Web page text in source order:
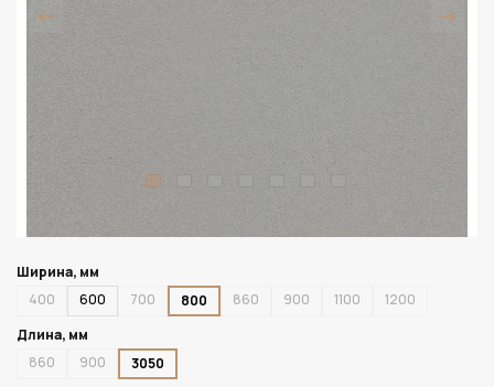
Ширина, мм
400
600 700 800 860 900 1100
1200
Длина, мм
860
900
3050